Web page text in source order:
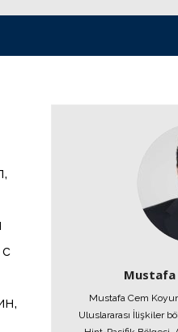
Mustafa
Mustafa Cem
Uluslararası İlişkiler